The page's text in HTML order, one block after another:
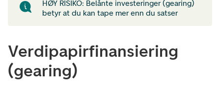
HØY RISIKO: Belånte investeringer (gearing)
betyr at du kan tape mer enn du satser
Verdipapirfinansiering
(gearing)